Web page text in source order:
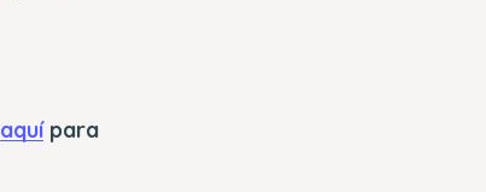
aquípara